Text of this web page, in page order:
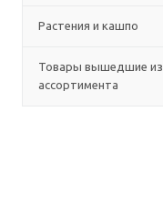
Растения и кашпо
Товары вышедшие из
ассортимента